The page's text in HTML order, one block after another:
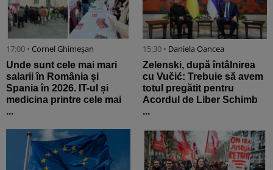
17:00 • Cornel Ghimeșan
Unde sunt cele mai mari
salarii în România și
Spania în 2026. IT-ul și
medicina printre cele mai
...
15:30 • Daniela Oancea
Zelenski, după întâlnirea
cu Vučić: Trebuie să avem
totul pregătit pentru
Acordul de Liber Schimb
...